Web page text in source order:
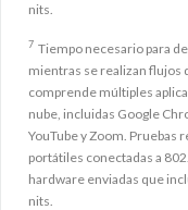
nits.
7 Tiempo necesario para
mientras se realizan flujos
comprende múltiples
nube, incluidas Google
YouTube y Zoom. Pruebas
portátiles conectadas a
hardware enviadas que
nits.